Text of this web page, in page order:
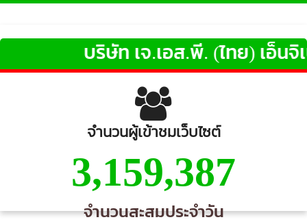
บริษัท เจ.เอส.พี. (ไทย) เอ็นจิ
จำนวนผู้เข้าชมเว็บไซต์
3,159,387
จำนวนสะสมประจำวัน